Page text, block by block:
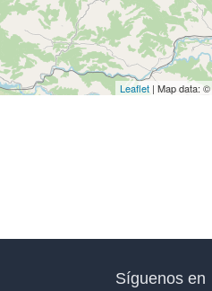
Leaflet | Map data: ©
Síguenos en